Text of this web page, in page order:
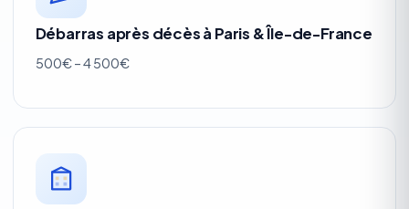
Débarras après décès à Paris & Île-de-France
500€ – 4 500€